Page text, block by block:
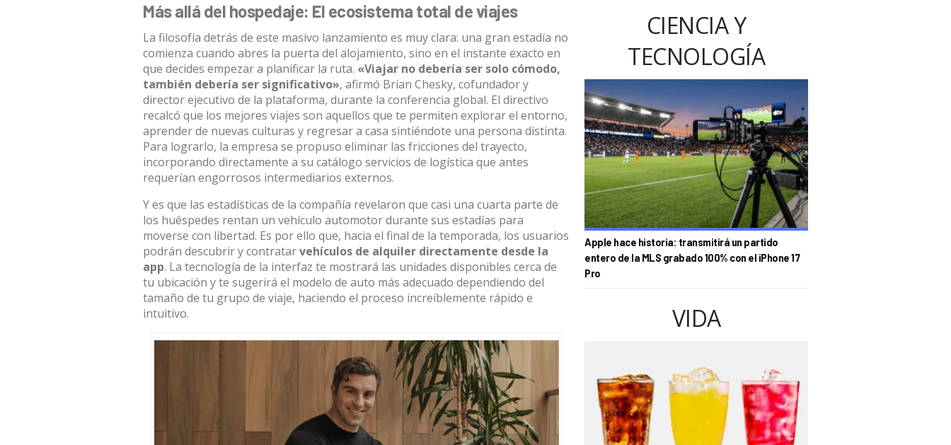
Más allá del hospedaje: El ecosistema total de viajes
La filosofía detrás de este masivo lanzamiento es muy clara: una gran estadía no
comienza cuando abres la puerta del alojamiento, sino en el instante exacto en
que decides empezar a planificar la ruta. «Viajar no debería ser solo cómodo,
también debería ser significativo», afirmó Brian Chesky, cofundador y
director ejecutivo de la plataforma, durante la conferencia global. El directivo
recalcó que los mejores viajes son aquellos que te permiten explorar el entorno,
aprender de nuevas culturas y regresar a casa sintiéndote una persona distinta.
Para lograrlo, la empresa se propuso eliminar las fricciones del trayecto,
incorporando directamente a su catálogo servicios de logística que antes
requerían engorrosos intermediarios externos.
Y es que las estadísticas de la compañía revelaron que casi una cuarta parte de
los huéspedes rentan un vehículo automotor durante sus estadías para
moverse con libertad. Es por ello que, hacia el final de la temporada, los usuarios
podrán descubrir y contratarvehículos de alquiler directamente desde la
app. La tecnología de la interfaz te mostrará las unidades disponibles cerca de
tu ubicación y te sugerirá el modelo de auto más adecuado dependiendo del
tamaño de tu grupo de viaje, haciendo el proceso increíblemente rápido e
intuitivo.
CIENCIA Y
TECNOLOGÍA
Apple hace historia: transmitirá un partido
entero de la MLS grabado 100% con el iPhone 17
Pro
VIDA